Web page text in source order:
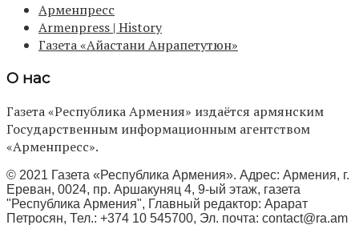
Арменпресс
Armenpress | History
Газета «Айастани Анрапетутюн»
О нас
Газета «Республика Армения» издаётся армянским
Государственным информационным агентством
«Арменпресс».
© 2021 Газета «Республика Армения». Адрес: Армения, г.
Ереван, 0024, пр. Аршакуняц 4, 9-ый этаж, газета
"Республика Армения", Главный редактор: Арарат
Петросян, Тел.: +374 10 545700, Эл. почта: contact@ra.am